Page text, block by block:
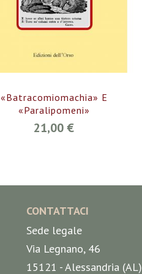
«Batracomiomachia» E
«Paralipomeni»
21,00 €
CONTATTACI
Sede legale
Via Legnano, 46
15121 - Alessandria (AL)